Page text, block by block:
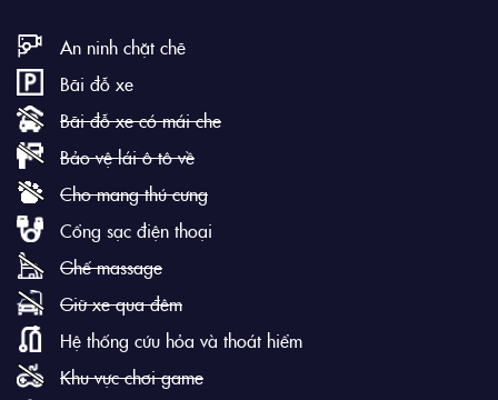
An ninh chặt chẽ
Bãi đỗ xe
Bãi đỗ xe có mái che
Bảo vệ lái ô tô về
Cho mang thú cưng
Cổng sạc điện thoại
Ghế massage
Giữ xe qua đêm
Hệ thống cứu hỏa và thoát hiểm
Khu vực chơi game